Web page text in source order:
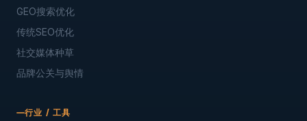
GEO搜索优化
传统SEO优化
社交媒体种草
品牌公关与舆情
行业 / 工具